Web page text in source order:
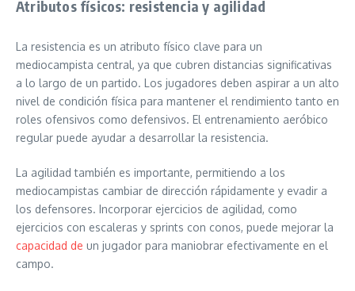
Atributos físicos: resistencia y agilidad
La resistencia es un atributo físico clave para un
mediocampista central, ya que cubren distancias significativas
a lo largo de un partido. Los jugadores deben aspirar a un alto
nivel de condición física para mantener el rendimiento tanto en
roles ofensivos como defensivos. El entrenamiento aeróbico
regular puede ayudar a desarrollar la resistencia.
La agilidad también es importante, permitiendo a los
mediocampistas cambiar de dirección rápidamente y evadir a
los defensores. Incorporar ejercicios de agilidad, como
ejercicios con escaleras y sprints con conos, puede mejorar la
capacidad de un jugador para maniobrar efectivamente en el
campo.